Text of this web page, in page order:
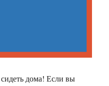
дома! Если вы